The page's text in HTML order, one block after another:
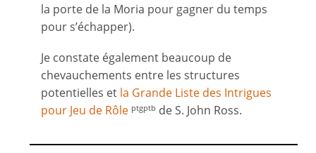
la porte de la Moria pour gagner du temps
pour s’échapper).
Je constate également beaucoup de
chevauchements entre les structures
potentielles et la Grande Liste des Intrigues
pour Jeu de Rôle ptgptb de S. John Ross.